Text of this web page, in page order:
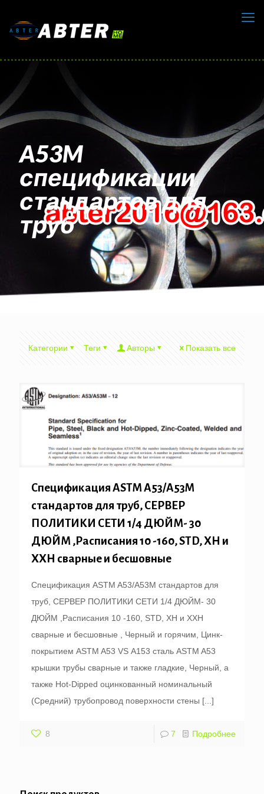
A53M
спецификации
стандартов для
труб
Категории Теги Авторы Показать все
Спецификация ASTM A53/A53M
стандартов для труб, СЕРВЕР
ПОЛИТИКИ СЕТИ 1/4 ДЮЙМ- 30
ДЮЙМ ,Расписания 10 -160, STD, XH и
XXH сварные и бесшовные
Спецификация ASTM A53/A53M стандартов для
труб, СЕРВЕР ПОЛИТИКИ СЕТИ 1/4 ДЮЙМ- 30
ДЮЙМ ,Расписания 10 -160, STD, XH и XXH
сварные и бесшовные , Черный и горячим, Цинк-
покрытием ASTM A53 VS А153 сталь ASTM A53
крышки трубы сварные и также гладкие, Черный, а
также Hot-Dipped оцинкованный номинальный
(Средний) трубопровод поверхности стены [...]
8 7 Подробнее